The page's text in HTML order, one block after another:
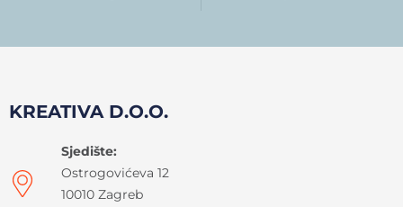
KREATIVA D.O.O.
Sjedište:
Ostrogovićeva 12
10010 Zagreb